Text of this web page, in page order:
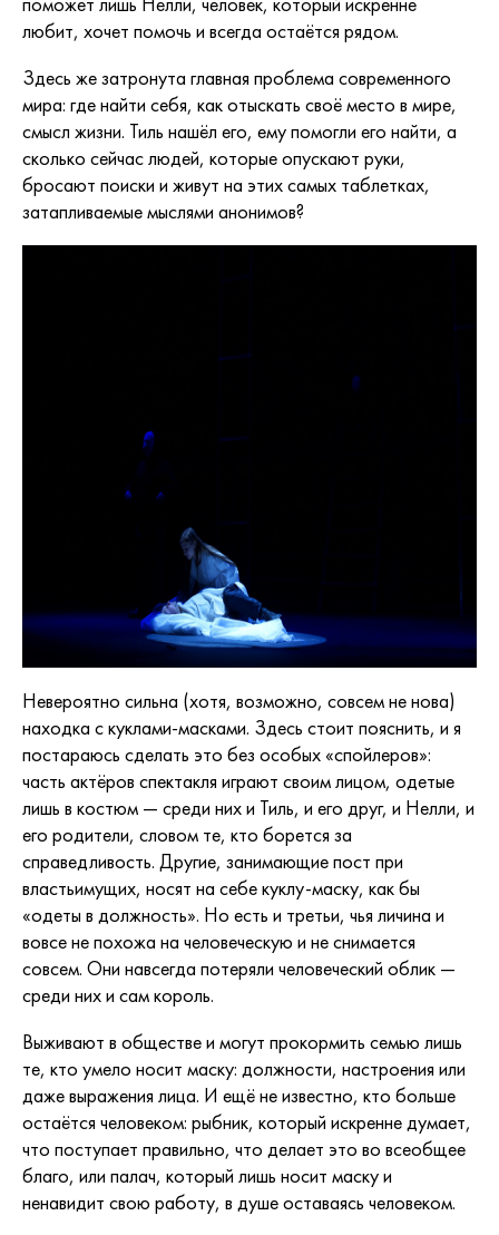
любит, хочет помочь и всегда остаётся рядом.
Здесь же затронута главная проблема современного
мира: где найти себя, как отыскать своё место в мире,
смысл жизни. Тиль нашёл его, ему помогли его найти, а
сколько сейчас людей, которые опускают руки,
бросают поиски и живут на этих самых таблетках,
затапливаемые мыслями анонимов?
Невероятно сильна (хотя, возможно, совсем не нова)
находка с куклами-масками. Здесь стоит пояснить, и я
постараюсь сделать это без особых «спойлеров»:
часть актёров спектакля играют своим лицом, одетые
лишь в костюм — среди них и Тиль, и его друг, и Нелли, и
его родители, словом те, кто борется за
справедливость. Другие, занимающие пост при
властьимущих, носят на себе куклу-маску, как бы
«одеты в должность». Но есть и третьи, чья личина и
вовсе не похожа на человеческую и не снимается
совсем. Они навсегда потеряли человеческий облик —
среди них и сам король.
Выживают в обществе и могут прокормить семью лишь
те, кто умело носит маску: должности, настроения или
даже выражения лица. И ещё не известно, кто больше
остаётся человеком: рыбник, который искренне думает,
что поступает правильно, что делает это во всеобщее
благо, или палач, который лишь носит маску и
ненавидит свою работу, в душе оставаясь человеком.